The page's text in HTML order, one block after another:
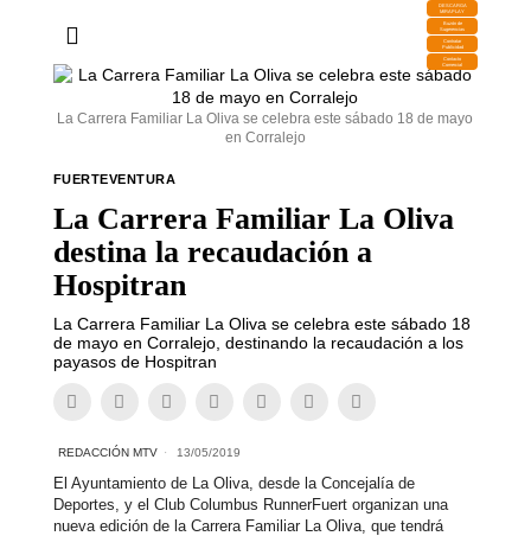
DESCARGA
MIRAPLAY
Buzón de
Sugerencias
Contratar
Publicidad
Contacto
Comercial
La Carrera Familiar La Oliva se celebra este sábado 18 de mayo
en Corralejo
FUERTEVENTURA
La Carrera Familiar La Oliva
destina la recaudación a
Hospitran
La Carrera Familiar La Oliva se celebra este sábado 18
de mayo en Corralejo, destinando la recaudación a los
payasos de Hospitran
REDACCIÓN MTV 13/05/2019
El Ayuntamiento de La Oliva, desde la Concejalía de
Deportes, y el Club Columbus RunnerFuert organizan una
nueva edición de la Carrera Familiar La Oliva, que tendrá